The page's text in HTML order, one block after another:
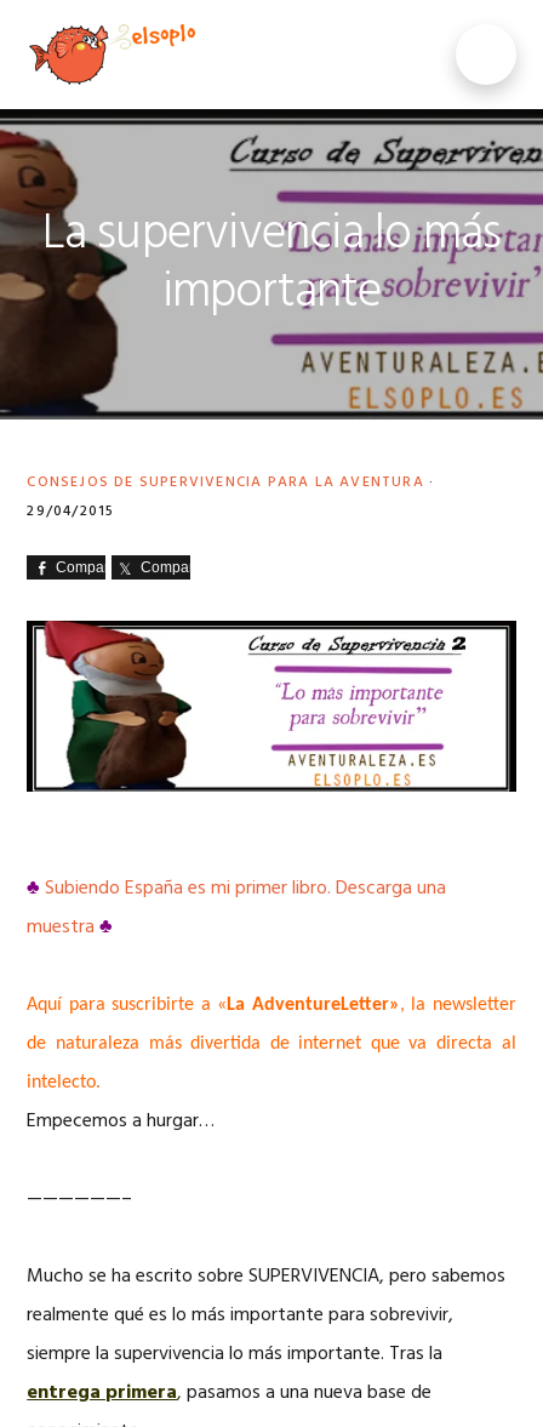
navegación
principal
contenido
principal
de
página
La supervivencia lo más
importante
CONSEJOS DE SUPERVIVENCIA PARA LA AVENTURA ·
29/04/2015
Comparte Comparte
♣Subiendo España es mi primer libro. Descarga una
muestra♣
Aquí para suscribirte a «La AdventureLetter», la newsletter
de naturaleza más divertida de internet que va directa al
intelecto.
Empecemos a hurgar…
——————–
Mucho se ha escrito sobre SUPERVIVENCIA, pero sabemos
realmente qué es lo más importante para sobrevivir,
siempre la supervivencia lo más importante. Tras la
entrega primera,pasamos a una nueva base de